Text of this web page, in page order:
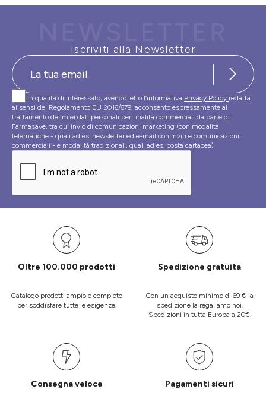
Iscriviti alla Newsletter
In qualità di interessato, avendo letto l’informativa Privacy Policy redatta
ai sensi del Regolamento EU 2016/679, acconsento espressamente al
trattamento dei miei dati personali per finalità commerciali da parte di
Farmasave, tra cui invio di comunicazioni marketing (con modalità
telematiche - quali ad es. newsletter ed e-mail con inviti e comunicazioni
commerciali - e modalità tradizionali, quali ad es. posta cartacea)
Oltre 100.000 prodotti
Catalogo prodotti ampio e completo
per soddisfare tutte le esigenze.
Spedizione gratuita
Con un acquisto minimo di 69 € la
spedizione la regaliamo noi.
Spedizioni in tutta Europa a 20€.
Consegna veloce Pagamenti sicuri